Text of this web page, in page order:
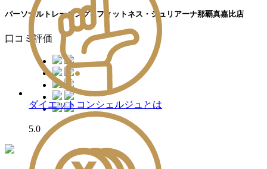
ダイエットコンシェルジュとは
パーソナルトレーニング&フィットネス・ジュリアーナ那覇真嘉比店
口コミ評価
5.0